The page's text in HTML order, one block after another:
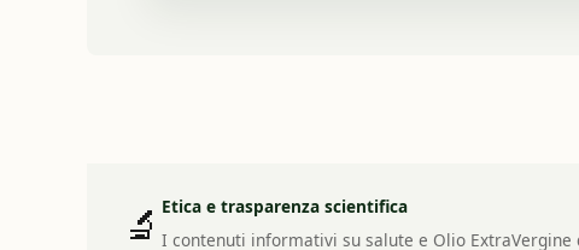
🔬 Etica e trasparenza scientifica
I contenuti informativi su salute e Olio